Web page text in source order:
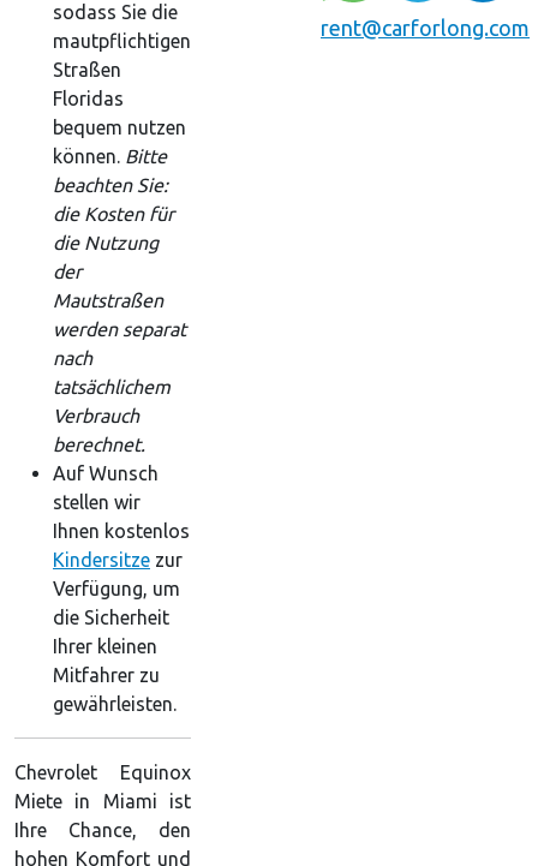
rent@carforlong.com
sodass Sie die
mautpflichtigen
Straßen
Floridas
bequem nutzen
können. Bitte
beachten Sie:
die Kosten für
die Nutzung
der
Mautstraßen
werden separat
nach
tatsächlichem
Verbrauch
berechnet.
Auf Wunsch
stellen wir
Ihnen kostenlos
Kindersitze zur
Verfügung, um
die Sicherheit
Ihrer kleinen
Mitfahrer zu
gewährleisten.
Chevrolet Equinox
Miete in Miami ist
Ihre Chance, den
hohen Komfort und